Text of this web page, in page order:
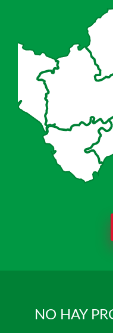
NO HAY